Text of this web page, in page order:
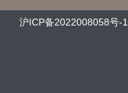
沪ICP备2022008058号-1